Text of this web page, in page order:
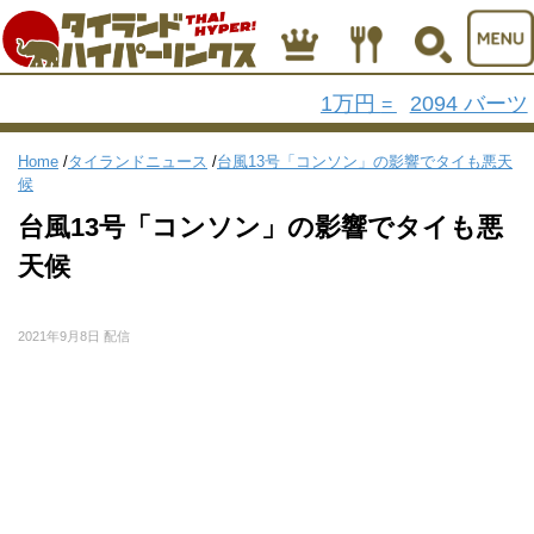
1万円 = 2094 バーツ
Home /タイランドニュース /台風13号「コンソン」の影響でタイも悪天
候
台風13号「コンソン」の影響でタイも悪
天候
2021年9月8日 配信